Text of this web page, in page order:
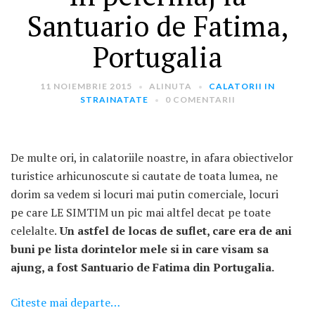
Santuario de Fatima,
Portugalia
11 NOIEMBRIE 2015 ALINUTA
CALATORII IN
STRAINATATE
0 COMENTARII
De multe ori, in calatoriile noastre, in afara obiectivelor
turistice arhicunoscute si cautate de toata lumea, ne
dorim sa vedem si locuri mai putin comerciale, locuri
pe care LE SIMTIM un pic mai altfel decat pe toate
celelalte.Un astfel de locas de suflet, care era de ani
buni pe lista dorintelor mele si in care visam sa
ajung, a fost Santuario de Fatima din Portugalia.
Citeste mai departe…
implineste azi 10 ani!
25 NOIEMBRIE 2024
„Let’s Talk About
Menopause” – dincolo de a
fi un subiect tabu